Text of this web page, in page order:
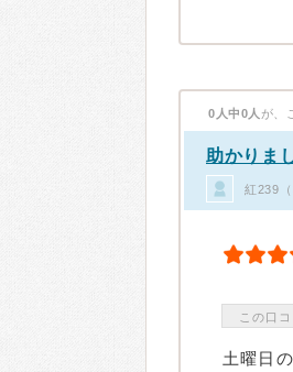
0人中0人 が、
助かりま
紅239
この口
土曜日